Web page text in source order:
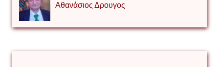
Αθανάσιος Δρουγος